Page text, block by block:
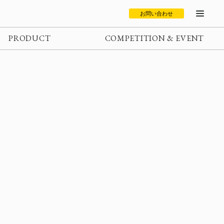
お問い合わせ
PRODUCT COMPETITION & EVENT